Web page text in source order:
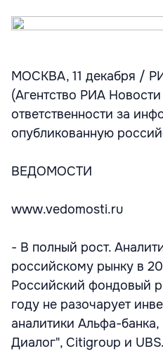
МОСКВА, 11 декабря /
(Агентство РИА Новости
ответственности за
опубликованную
ВЕДОМОСТИ
www.vedomosti.ru
- В полный рост.
российскому рынку в
Российский фондовый
году не разочарует
аналитики Альфа-
Диалог", Citigroup и